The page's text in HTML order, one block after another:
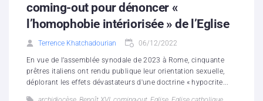
coming-out pour dénoncer «
l’homophobie intériorisée » de l’Eglise
Terrence Khatchadourian 06/12/2022
En vue de l’assemblée synodale de 2023 à Rome, cinquante
prêtres italiens ont rendu publique leur orientation sexuelle,
déplorant les effets dévastateurs d'une doctrine « hypocrite...